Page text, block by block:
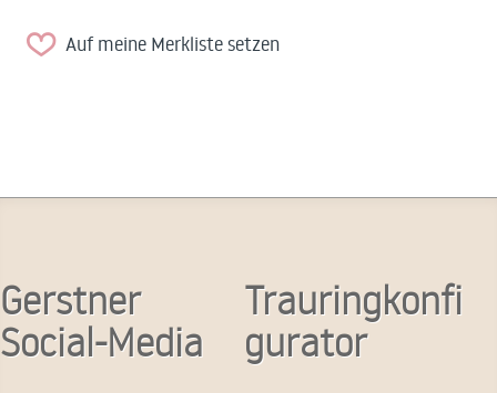
Auf meine Merkliste setzen
Gerstner
Social-Media
Trauringkonfi
gurator